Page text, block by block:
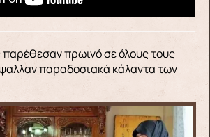
παρέθεσαν πρωινό σε όλους τους
παραδοσιακά κάλαντα των